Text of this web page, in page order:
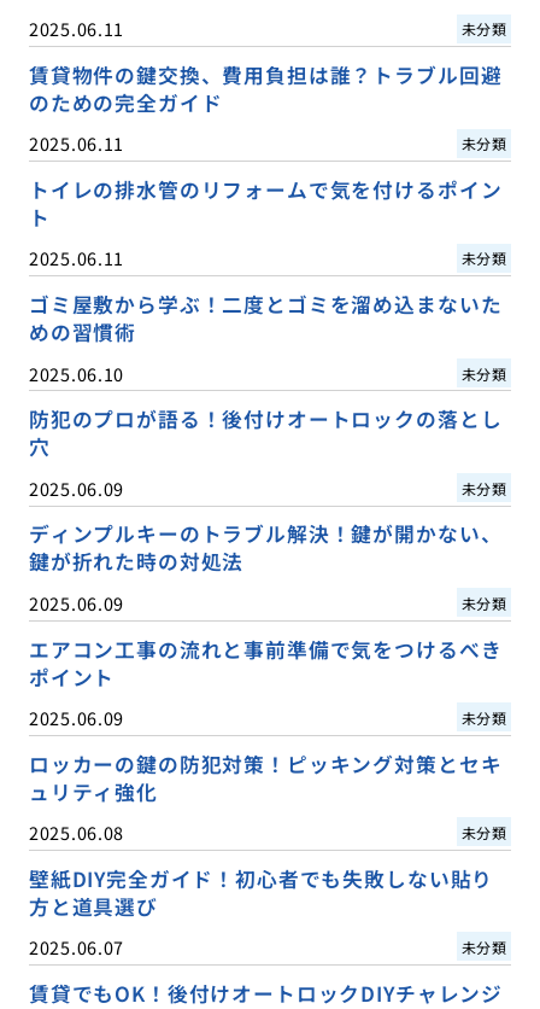
2025.06.11 未分類
賃貸物件の鍵交換、費用負担は誰？トラブル回避
のための完全ガイド
2025.06.11 未分類
トイレの排水管のリフォームで気を付けるポイン
ト
2025.06.11 未分類
ゴミ屋敷から学ぶ！二度とゴミを溜め込まないた
めの習慣術
2025.06.10 未分類
防犯のプロが語る！後付けオートロックの落とし
穴
2025.06.09 未分類
ディンプルキーのトラブル解決！鍵が開かない、
鍵が折れた時の対処法
2025.06.09 未分類
エアコン工事の流れと事前準備で気をつけるべき
ポイント
2025.06.09 未分類
ロッカーの鍵の防犯対策！ピッキング対策とセキ
ュリティ強化
2025.06.08 未分類
壁紙DIY完全ガイド！初心者でも失敗しない貼り
方と道具選び
2025.06.07 未分類
賃貸でもOK！後付けオートロックDIYチャレンジ